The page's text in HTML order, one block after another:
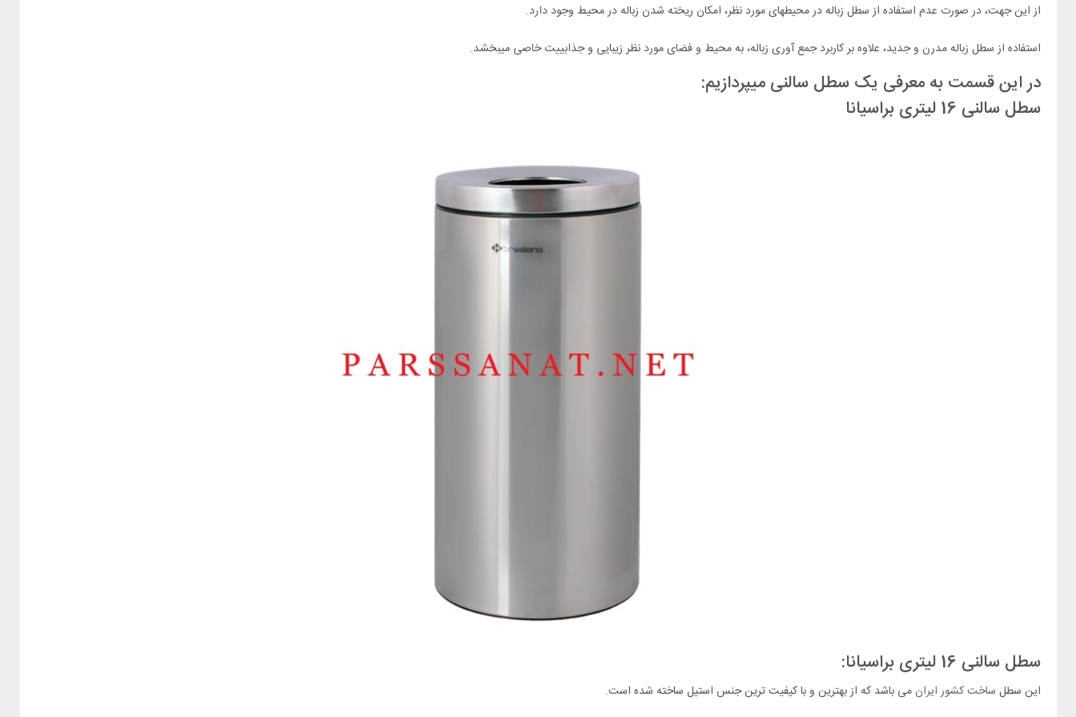
از این جهت، در صورت عدم استفاده از سطل زباله در محیطهای مورد نظر، امکان ریخته شدن زباله در محیط وجود دارد.
استفاده از سطل زباله مدرن و جدید، علاوه بر کاربرد جمع آوری زباله، به محیط و فضای مورد نظر زیبایی و جذابییت خاصی میبخشد.
در این قسمت به معرفی یک سطل سالنی میپردازیم:
سطل سالنی 16 لیتری براسیانا
سطل سالنی 16 لیتری براسیانا:
این سطل ساخت کشور ایرانمی باشد که از بهترین و با کیفیت ترین جنس استیل ساخته شده است.